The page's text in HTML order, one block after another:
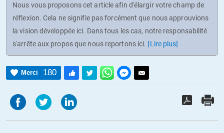
Nous vous proposons cet article afin d'élargir votre champ de
réflexion. Cela ne signifie pas forcément que nous approuvions
la vision développée ici. Dans tous les cas, notre responsabilité
s'arrête aux propos que nous reportons ici. [Lire plus]
Merci 180